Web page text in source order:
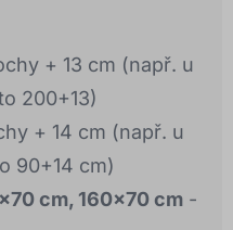
+ 13 cm (např. u
200+13)
+ 14 cm (např. u
90+14 cm)
cm, 160x70 cm -